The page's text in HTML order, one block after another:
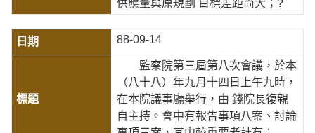
供應量與原規劃 目標差距尚大；?
88-09-14
監察院第三屆第八次會議，於本
（八十八）年九月十四日上午九時，
在本院議事廳舉行，由 錢院長復親
自主持。會中有報告事項八案、討論